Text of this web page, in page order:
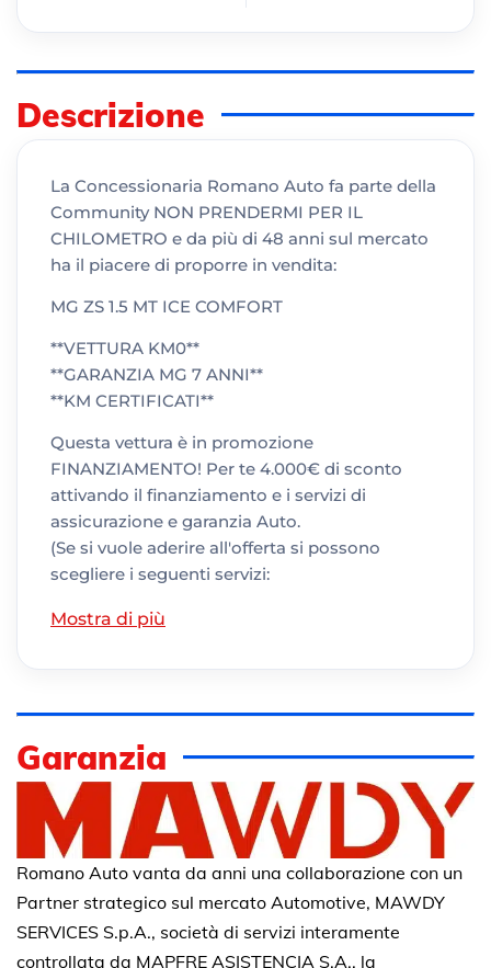
Descrizione
La Concessionaria Romano Auto fa parte della
Community NON PRENDERMI PER IL
CHILOMETRO e da più di 48 anni sul mercato
ha il piacere di proporre in vendita:
MG ZS 1.5 MT ICE COMFORT
**VETTURA KM0**
**GARANZIA MG 7 ANNI**
**KM CERTIFICATI**
Questa vettura è in promozione
FINANZIAMENTO! Per te 4.000€ di sconto
attivando il finanziamento e i servizi di
assicurazione e garanzia Auto.
(Se si vuole aderire all'offerta si possono
scegliere i seguenti servizi:
Mostra di più
Garanzia
Romano Auto vanta da anni una collaborazione con un
Partner strategico sul mercato Automotive, MAWDY
SERVICES S.p.A., società di servizi interamente
controllata da MAPFRE ASISTENCIA S.A., la